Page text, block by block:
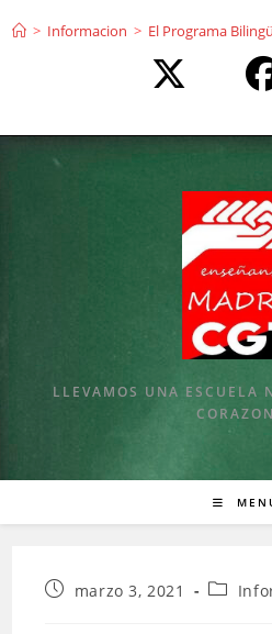
> Informacion > El Programa
LLEVAMOS UNA ESCUELA
Publicación
marzo 3, 2021